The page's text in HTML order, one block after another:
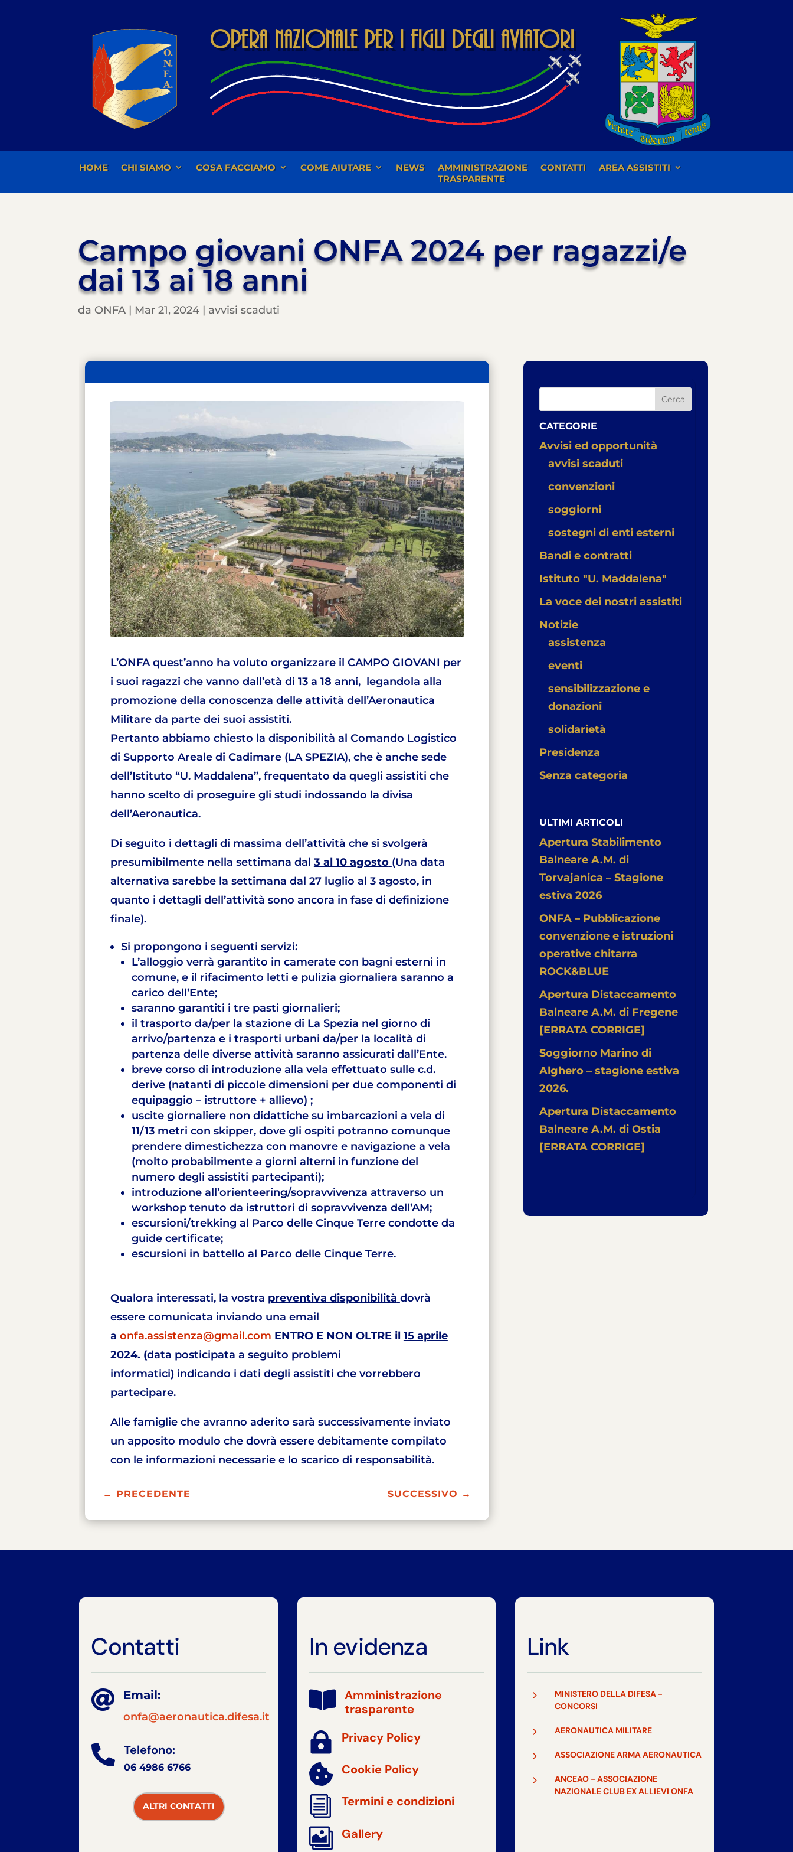
Opera Nazionale per i Figli degli Aviatori
HOME CHI SIAMO COSA FACCIAMO COME AIUTARE NEWS
AMMINISTRAZIONE
TRASPARENTE
CONTATTI AREA ASSISTITI
Campo giovani ONFA 2024 per ragazzi/e
dai 13 ai 18 anni
da ONFA | Mar 21, 2024 | avvisi scaduti
L’ONFA quest’anno ha voluto organizzare il CAMPO GIOVANI per
i suoi ragazzi che vanno dall’età di 13 a 18 anni, legandola alla
promozione della conoscenza delle attività dell’Aeronautica
Militare da parte dei suoi assistiti.
Pertanto abbiamo chiesto la disponibilità al Comando Logistico
di Supporto Areale di Cadimare (LA SPEZIA), che è anche sede
dell’Istituto “U. Maddalena”, frequentato da quegli assistiti che
hanno scelto di proseguire gli studi indossando la divisa
dell’Aeronautica.
Di seguito i dettagli di massima dell’attività che si svolgerà
presumibilmente nella settimana dal 3 al 10 agosto (Una data
alternativa sarebbe la settimana dal 27 luglio al 3 agosto, in
quanto i dettagli dell’attività sono ancora in fase di definizione
finale).
Si propongono i seguenti servizi:
L’alloggio verrà garantito in camerate con bagni esterni in
comune, e il rifacimento letti e pulizia giornaliera saranno a
carico dell’Ente;
saranno garantiti i tre pasti giornalieri;
il trasporto da/per la stazione di La Spezia nel giorno di
arrivo/partenza e i trasporti urbani da/per la località di
partenza delle diverse attività saranno assicurati dall’Ente.
breve corso di introduzione alla vela effettuato sulle c.d.
derive (natanti di piccole dimensioni per due componenti di
equipaggio – istruttore + allievo) ;
uscite giornaliere non didattiche su imbarcazioni a vela di
11/13 metri con skipper, dove gli ospiti potranno comunque
prendere dimestichezza con manovre e navigazione a vela
(molto probabilmente a giorni alterni in funzione del
numero degli assistiti partecipanti);
introduzione all’orienteering/sopravvivenza attraverso un
workshop tenuto da istruttori di sopravvivenza dell’AM;
escursioni/trekking al Parco delle Cinque Terre condotte da
guide certificate;
escursioni in battello al Parco delle Cinque Terre.
Qualora interessati, la vostra preventiva disponibilità dovrà
essere comunicata inviando una email
a onfa.assistenza@gmail.com ENTRO E NON OLTRE il 15 aprile
2024. (data posticipata a seguito problemi
informatici) indicando i dati degli assistiti che vorrebbero
partecipare.
Alle famiglie che avranno aderito sarà successivamente inviato
un apposito modulo che dovrà essere debitamente compilato
con le informazioni necessarie e lo scarico di responsabilità.
← PRECEDENTE SUCCESSIVO →
Cerca
CATEGORIE
Avvisi ed opportunità
avvisi scaduti
convenzioni
soggiorni
sostegni di enti esterni
Bandi e contratti
Istituto "U. Maddalena"
La voce dei nostri assistiti
Notizie
assistenza
eventi
sensibilizzazione e
donazioni
solidarietà
Presidenza
Senza categoria
ULTIMI ARTICOLI
Apertura Stabilimento
Balneare A.M. di
Torvajanica – Stagione
estiva 2026
ONFA – Pubblicazione
convenzione e istruzioni
operative chitarra
ROCK&BLUE
Apertura Distaccamento
Balneare A.M. di Fregene
[ERRATA CORRIGE]
Soggiorno Marino di
Alghero – stagione estiva
2026.
Apertura Distaccamento
Balneare A.M. di Ostia
[ERRATA CORRIGE]
Contatti
 Email:
onfa@aeronautica.difesa.it
 Telefono:
06 4986 6766
ALTRI CONTATTI
In evidenza

Amministrazione
trasparente
 Privacy Policy
 Cookie Policy
i Termini e condizioni
 Gallery
Link
5
MINISTERO DELLA DIFESA -
CONCORSI
5 AERONAUTICA MILITARE
5 ASSOCIAZIONE ARMA AERONAUTICA
5
ANCEAO - ASSOCIAZIONE
NAZIONALE CLUB EX ALLIEVI ONFA